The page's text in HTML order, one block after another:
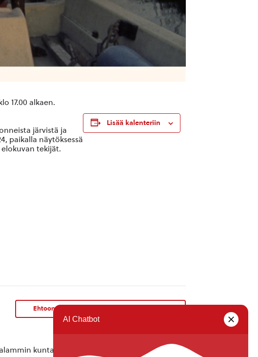
17.00 alkaen.
järvistä ja
paikalla näytöksessä
tekijät.
Lisää kalenteriin
Ehtoon iltamat: Viitasen Piia – VAPAA PÄÄSY
kunta ei vastaa tietojen oikeellisuudesta.